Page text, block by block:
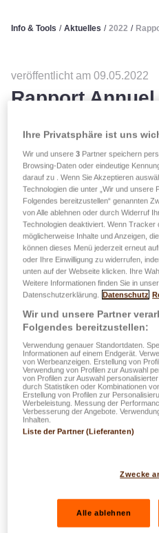
Info & Tools / Aktuelles / 2022 /
veröffentlicht am 09.05.2022
Rapport Annuel
Le Rapport Annuel du
en version PDF et en vidéo !
Play
Rapport
Ihre Privatsphäre ist uns
Wir und unsere3 Partner speichern
Browsing-Daten oder eindeutige
darauf zu . Wenn Sie Akzeptieren
Technologien die unter „Wir und unsere
Folgendes bereitzustellen“ genannten
von Alle ablehnen oder durch Widerruf
Technologien deaktiviert. Wenn
möglicherweise Inhalte und Anzeigen,
können dieses Menü jederzeit erneut
oder Ihre Einwilligung zu widerrufen,
unten auf der Webseite klicken. Ihre
Weitere Informationen finden Sie in
Datenschutzerklärung. Datenschutz
Wir und unsere Partner
Folgendes bereitzustellen:
Verwendung genauer Standortdaten.
Informationen auf einem Endgerät.
von Werbeanzeigen. Erstellung von
Verwendung von Profilen zur Auswahl
von Profilen zur Auswahl
durch Statistiken oder Kombinationen
Erstellung von Profilen zur
Werbeleistung. Messung der
Verbesserung der Angebote.
Inhalten.
Liste der Partner (Lieferanten)
Zwecke
Alle ablehnen